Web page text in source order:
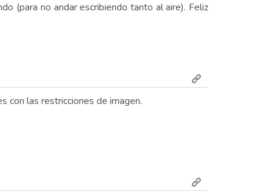
(para no andar escribiendo tanto al aire). Feliz
con las restricciones de imagen.